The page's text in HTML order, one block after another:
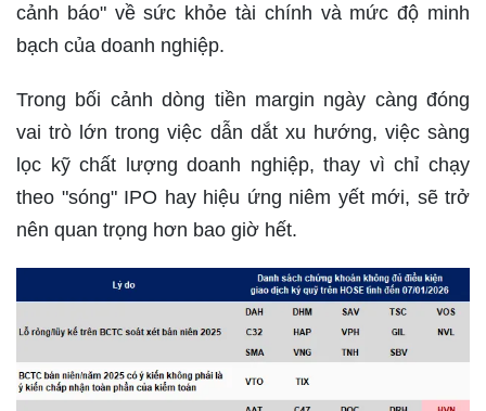
cảnh báo" về sức khỏe tài chính và mức độ minh
bạch của doanh nghiệp.
Trong bối cảnh dòng tiền margin ngày càng đóng
vai trò lớn trong việc dẫn dắt xu hướng, việc sàng
lọc kỹ chất lượng doanh nghiệp, thay vì chỉ chạy
theo "sóng" IPO hay hiệu ứng niêm yết mới, sẽ trở
nên quan trọng hơn bao giờ hết.